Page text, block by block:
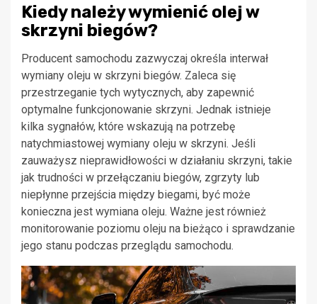
Kiedy należy wymienić olej w
skrzyni biegów?
Producent samochodu zazwyczaj określa interwał
wymiany oleju w skrzyni biegów. Zaleca się
przestrzeganie tych wytycznych, aby zapewnić
optymalne funkcjonowanie skrzyni. Jednak istnieje
kilka sygnałów, które wskazują na potrzebę
natychmiastowej wymiany oleju w skrzyni. Jeśli
zauważysz nieprawidłowości w działaniu skrzyni, takie
jak trudności w przełączaniu biegów, zgrzyty lub
niepłynne przejścia między biegami, być może
konieczna jest wymiana oleju. Ważne jest również
monitorowanie poziomu oleju na bieżąco i sprawdzanie
jego stanu podczas przeglądu samochodu.